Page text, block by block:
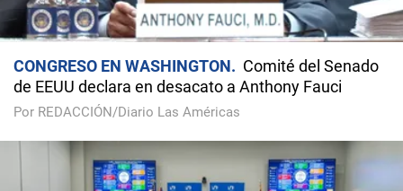
CONGRESO EN WASHINGTON
Comité del Senado
de EEUU declara en desacato a Anthony Fauci
Por REDACCIÓN/Diario Las Américas